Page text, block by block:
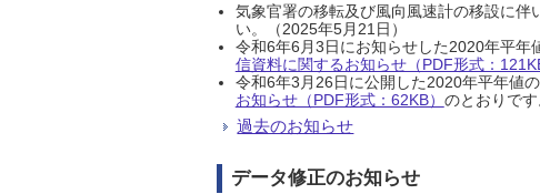
気象官署の移転及び風向風速計の移設に
い。（2025年5月21日）
令和6年6月3日にお知らせした2020年平年
信資料に関するお知らせ（PDF形式：
令和6年3月26日に公開した2020年平年値
お知らせ（PDF形式：62KB） のとおりです
過去のお知らせ
データ修正のお知らせ